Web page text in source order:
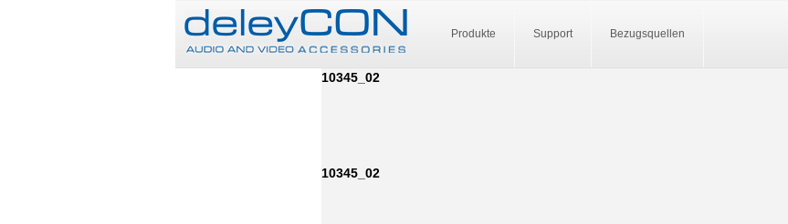
Produkte Support Bezugsquellen
10345_02
10345_02